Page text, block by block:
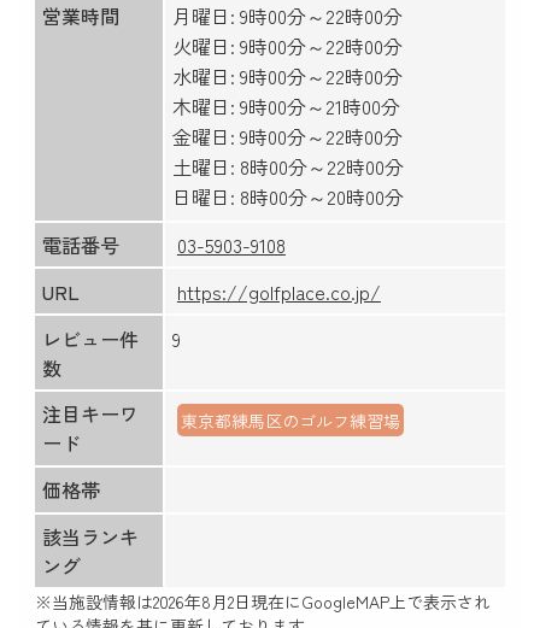
営業時間
月曜日: 9時00分～22時00分
火曜日: 9時00分～22時00分
水曜日: 9時00分～22時00分
木曜日: 9時00分～21時00分
金曜日: 9時00分～22時00分
土曜日: 8時00分～22時00分
日曜日: 8時00分～20時00分
電話番号
03-5903-9108
URL
https://golfplace.co.jp/
レビュー件
数
9
注目キーワ
ード
東京都練馬区のゴルフ練習場
価格帯
該当ランキ
ング
※当施設情報は2026年8月2日現在にGoogleMAP上で表示され